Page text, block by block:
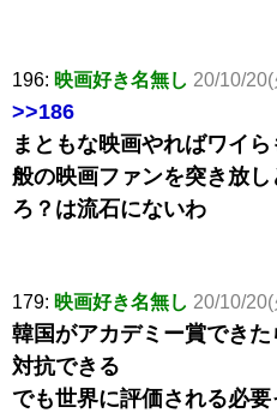
196: 映画好き名無し 20/10/
>>186
まともな映画やればワイ
般の映画ファンを突き放
ろ？は流石にないわ
179: 映画好き名無し 20/10/
韓国がアカデミー賞でき
対抗できる
でも世界に評価される必要